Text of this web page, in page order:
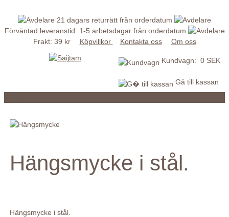
21 dagars returrätt från orderdatum
Förväntad leveranstid: 1-5 arbetsdagar från orderdatum
Frakt: 39 kr
Köpvillkor Kontakta oss Om oss
Kundvagn: 0 SEK
Gå till kassan
Hängsmycke i stål.
Hängsmycke i stål.